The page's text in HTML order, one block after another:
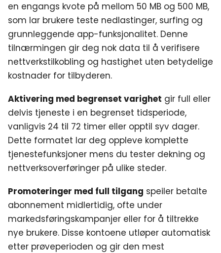
en engangs kvote på mellom 50 MB og 500 MB,
som lar brukere teste nedlastinger, surfing og
grunnleggende app-funksjonalitet. Denne
tilnærmingen gir deg nok data til å verifisere
nettverkstilkobling og hastighet uten betydelige
kostnader for tilbyderen.
Aktivering med begrenset varighet gir full eller
delvis tjeneste i en begrenset tidsperiode,
vanligvis 24 til 72 timer eller opptil syv dager.
Dette formatet lar deg oppleve komplette
tjenestefunksjoner mens du tester dekning og
nettverksoverføringer på ulike steder.
Promoteringer med full tilgang speiler betalte
abonnement midlertidig, ofte under
markedsføringskampanjer eller for å tiltrekke
nye brukere. Disse kontoene utløper automatisk
etter prøveperioden og gir den mest